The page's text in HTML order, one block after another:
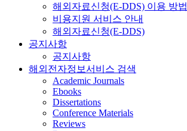
해외자료신청(E-DDS) 이용 방법
비용지원 서비스 안내
해외자료신청(E-DDS)
공지사항
공지사항
해외전자정보서비스 검색
Academic Journals
Ebooks
Dissertations
Conference Materials
Reviews